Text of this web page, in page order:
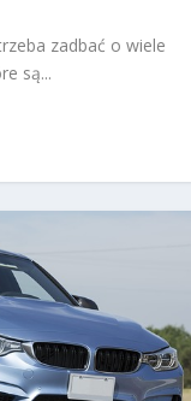
zadbać o wiele
są...